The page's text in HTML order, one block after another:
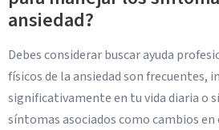
ansiedad?
Debes considerar buscar ayuda
físicos de la ansiedad son frecuentes,
significativamente en tu vida diaria o
síntomas asociados como cambios